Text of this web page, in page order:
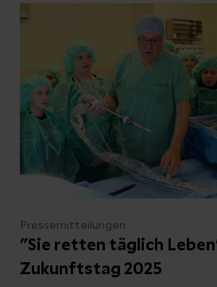
Pressemitteilungen
"Sie retten täglich
Zukunftstag 2025